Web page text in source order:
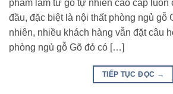
phẩm làm từ gỗ tự nhiên cao cấp luôn
đầu, đặc biệt là nội thất phòng ngủ gỗ
nhiên, nhiều khách hàng vẫn đặt câu
phòng ngủ gỗ Gõ đỏ có […]
TIẾP TỤC ĐỌC →